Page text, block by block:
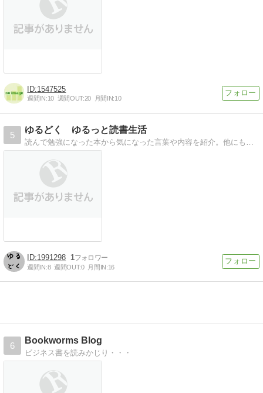
1547525
週間IN:10 週間OUT:20 月間IN:10
5
ゆるどく ゆるっと読書生活
読んで勉強になった本から気になった言葉や内容を紹介。他にも読書に関してのコラム情報をゆるーく発信しています。ビジネス/医療/自己啓発/金融といったテーマが多め！
1991298 1
週間IN:8 週間OUT:0 月間IN:16
6
Bookworms Blog
ビジネス書を読みかじり・・・